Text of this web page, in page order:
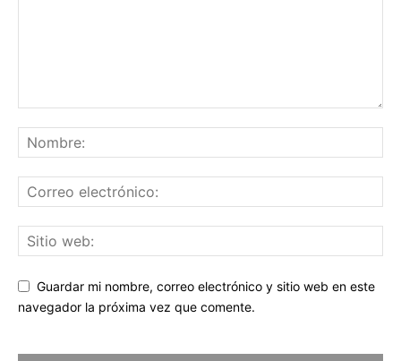
Guardar mi nombre, correo electrónico y sitio web en este
navegador la próxima vez que comente.